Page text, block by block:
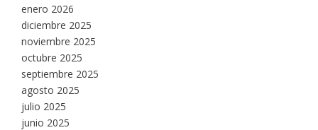
enero 2026
diciembre 2025
noviembre 2025
octubre 2025
septiembre 2025
agosto 2025
julio 2025
junio 2025